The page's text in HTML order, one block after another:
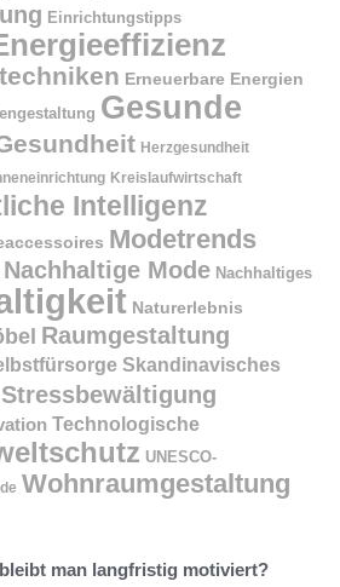
Einrichtungstipps
Erneuerbare Energien
Gesunde
Herzgesundheit
Kreislaufwirtschaft
Intelligenz
Modetrends
Nachhaltige Mode Nachhaltiges
Naturerlebnis
Raumgestaltung
Skandinavisches
Stressbewältigung
Technologische
UNESCO-
Wohnraumgestaltung
man langfristig motiviert?